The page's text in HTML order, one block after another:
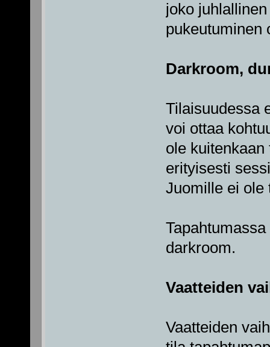
joko
pukeutuminen
Darkroom,
Tilaisuudessa
voi ottaa
ole
erityisesti
Juomille ei ole
darkroom.
Vaatteiden
Vaatteiden